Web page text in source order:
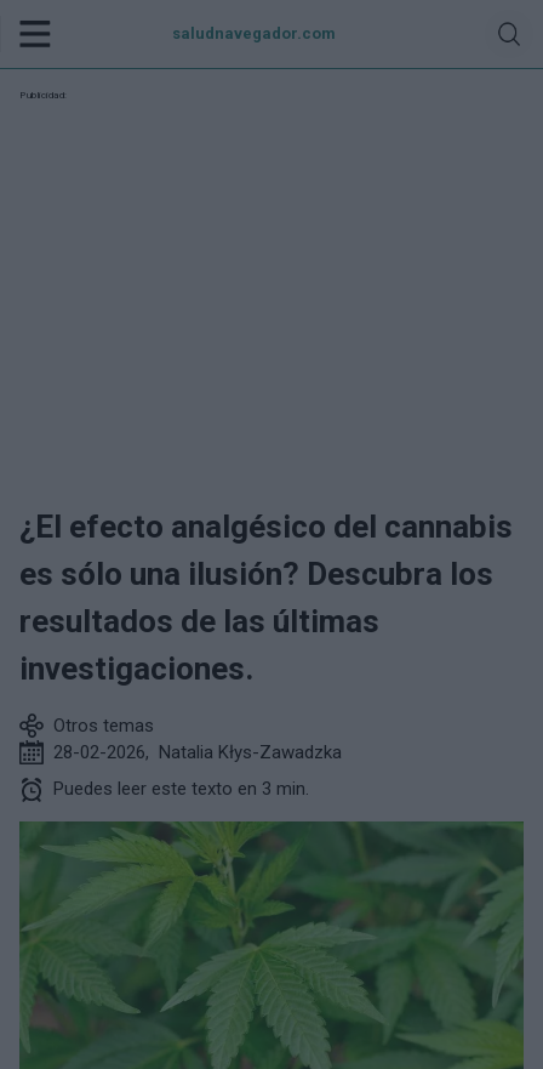
saludnavegador.com
Publicidad:
¿El efecto analgésico del cannabis
es sólo una ilusión? Descubra los
resultados de las últimas
investigaciones.
Otros temas
28-02-2026, Natalia Kłys-Zawadzka
Puedes leer este texto en 3 min.